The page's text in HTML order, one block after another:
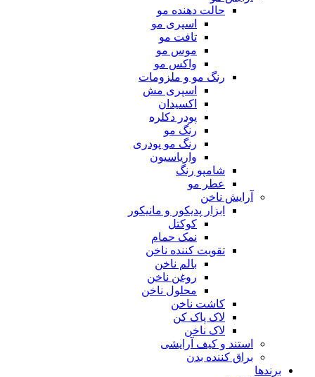
حالت دهنده مو
اسپری مو
تافت مو
موس مو
واکس مو
رنگ مو و ملزومات
اسپری مش
اکسیدان
پودر دکلره
رنگ مو
رنگ مو پودری
واریاسیون
شامپو رنگ
عطر مو
آرایش ناخن
ابزار پدیکور و مانیکور
کوکتل
نمک حمام
تقویت کننده ناخن
بالم ناخن
روغن ناخن
محلول ناخن
کاشت ناخن
لاک پاک کن
لاک ناخن
استند و کیف آرایشی
براق کننده بدن
برندها